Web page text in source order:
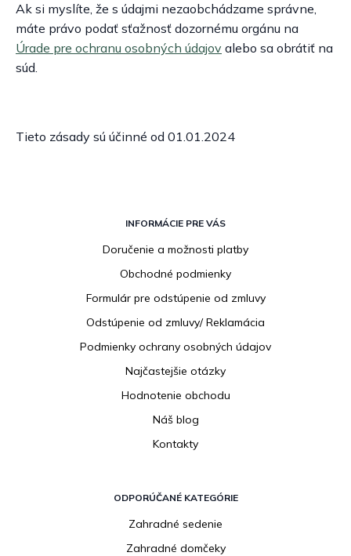
Ak si myslíte, že s údajmi nezaobchádzame správne,
máte právo podať sťažnosť dozornému orgánu na
Úrade pre ochranu osobných údajov alebo sa obrátiť na
súd.
Tieto zásady sú účinné od 01.01.2024
INFORMÁCIE PRE VÁS
Doručenie a možnosti platby
Obchodné podmienky
Formulár pre odstúpenie od zmluvy
Odstúpenie od zmluvy/ Reklamácia
Podmienky ochrany osobných údajov
Najčastejšie otázky
Hodnotenie obchodu
Náš blog
Kontakty
ODPORÚČANÉ KATEGÓRIE
Zahradné sedenie
Zahradné domčeky